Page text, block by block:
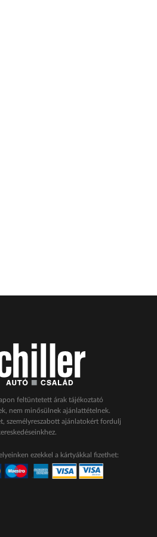
feltüntetett árak tájékoztató
nem minősülnek ajánlattételnek.
személyreszabott ajánlatokért fordulj
ezekkel a kártyákkal fizethet: